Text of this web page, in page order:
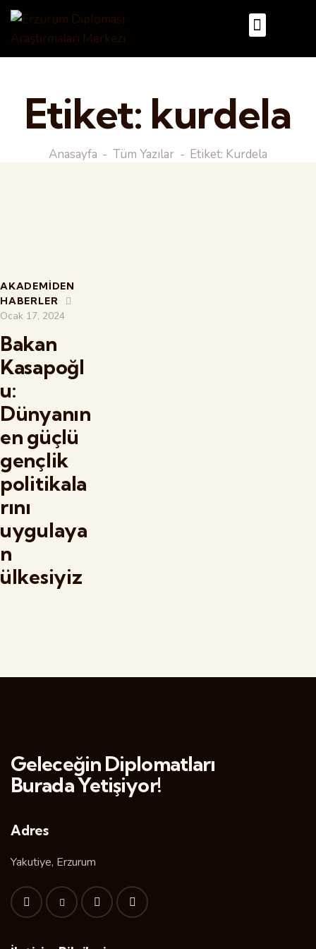
Etiket: kurdela
Anasayfa Tüm Yazılar Etiket: Kurdela
AKADEMIDEN
HABERLER
Ocak 17, 2024
Bakan
Kasapoğl
u:
Dünyanın
en güçlü
gençlik
politikala
rını
uygulaya
n
ülkesiyiz
Geleceğin Diplomatları
Burada Yetişiyor!
Adres
Yakutiye, Erzurum